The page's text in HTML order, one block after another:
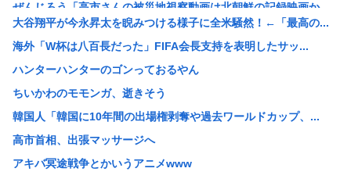
ぜんじろう「高市さんの被災地視察動画は北朝鮮の記録映画か...
【朗報】悠仁さま、ついに自力で『テント設営』！国民感動の...
ライフとかマルエツとか、特に何の取り柄もないスーパーが東...
【悲報】17歳で無期懲役になった奴、怖いwww
【悲報】中国の強者女性「年齢のせいで誰も私と結婚してくれ...
【画像あり】弱男「あのっ…！よかったらホテル…」女「ぷっ...
【鹿児島】突然右折し路面電車と衝突 乗っていた男女3人は...
中国メディア 中国製の「プレハブ住宅」に世界から注文が殺...
大谷翔平が今永昇太を睨みつける様子に全米騒然！←「最高の...
海外「W杯は八百長だった」FIFA会長支持を表明したサッ...
ハンターハンターのゴンっておるやん
ちいかわのモモンガ、逝きそう
韓国人「韓国に10年間の出場権剥奪や過去ワールドカップ、...
高市首相、出張マッサージへ
アキバ冥途戦争とかいうアニメwww